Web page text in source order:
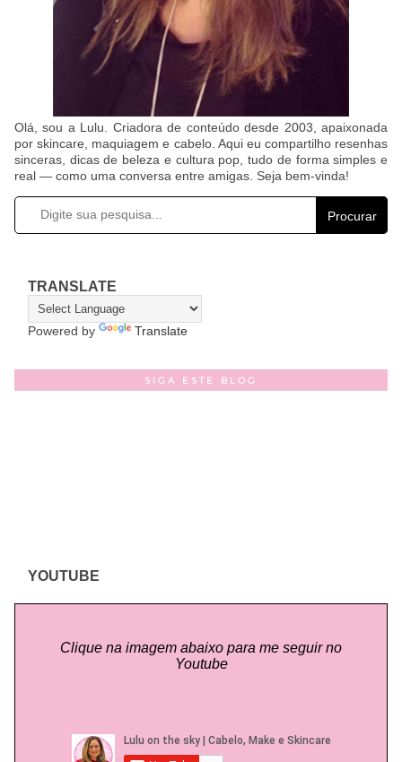
Olá, sou a Lulu. Criadora de conteúdo desde 2003, apaixonada
por skincare, maquiagem e cabelo. Aqui eu compartilho resenhas
sinceras, dicas de beleza e cultura pop, tudo de forma simples e
real — como uma conversa entre amigas. Seja bem-vinda!
Procurar
TRANSLATE
Powered by Translate
SIGA ESTE BLOG
YOUTUBE
Clique na imagem abaixo para me seguir no
Youtube